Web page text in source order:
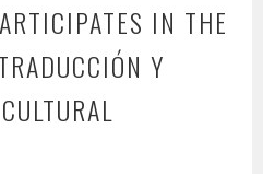
IN THE
Y